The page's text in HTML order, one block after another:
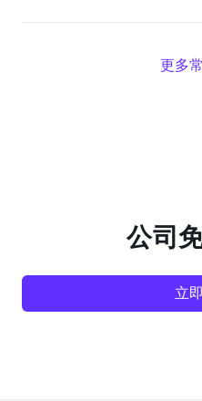
更多
公司
立